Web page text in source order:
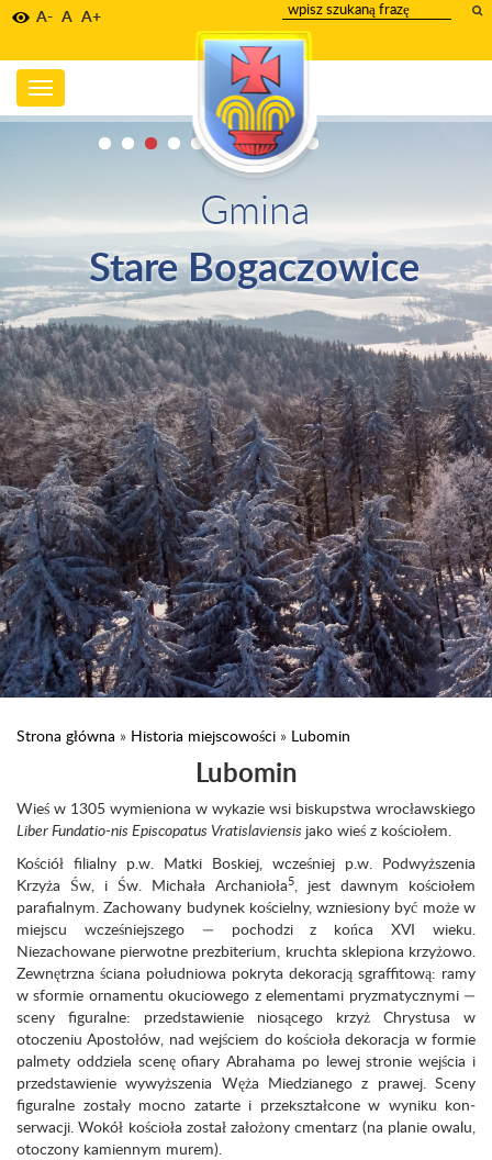
A- A A+
wpisz
szukany
tekst
Toggle
navigation
Gmina
Stare Bogaczowice
Strona główna » Historia miejscowości » Lubomin
Lubomin
Wieś w 1305 wymieniona w wykazie wsi biskupstwa wrocławskiego
Liber Fundatio-nis Episcopatus Vratislaviensis jako wieś z kościołem.
Kościół filialny p.w. Matki Boskiej, wcześniej p.w. Podwyższenia
Krzyża Św, i Św. Michała Archanioła5, jest dawnym kościołem
parafialnym. Zachowany budynek kościel­ny, wzniesiony być może w
miejscu wcześniejszego — pochodzi z końca XVI wieku.
Niezachowane pierwotne prezbiterium, kruchta sklepiona krzyżowo.
Zewnętrzna ściana południowa pokryta dekoracją sgraffitową: ramy
w sformie ornamentu okuciowego z ele­mentami pryzmatycznymi —
sceny figuralne: przedstawienie niosącego krzyż Chrystusa w
otoczeniu Apostołów, nad wejściem do kościoła dekoracja w formie
palmety oddziela scenę ofiary Abrahama po lewej stronie wejścia i
przedstawienie wywyższenia Węża Mie­dzianego z prawej. Sceny
figuralne zostały mocno zatarte i przekształcone w wyniku kon­
serwacji. Wokół kościoła został założony cmentarz (na planie owalu,
otoczony kamien­nym murem).